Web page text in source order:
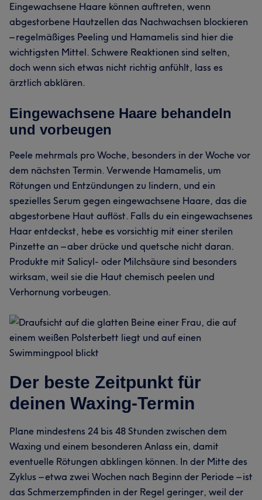
Eingewachsene Haare können auftreten, wenn
abgestorbene Hautzellen das Nachwachsen blockieren
– regelmäßiges Peeling und Hamamelis sind hier die
wichtigsten Mittel. Schwere Reaktionen sind selten,
doch wenn sich etwas nicht richtig anfühlt, lass es
ärztlich abklären.
Eingewachsene Haare behandeln
und vorbeugen
Peele mehrmals pro Woche, besonders in der Woche vor
dem nächsten Termin. Verwende Hamamelis, um
Rötungen und Entzündungen zu lindern, und ein
spezielles Serum gegen eingewachsene Haare, das die
abgestorbene Haut auflöst. Falls du ein eingewachsenes
Haar entdeckst, hebe es vorsichtig mit einer sterilen
Pinzette an – aber drücke und quetsche nicht daran.
Produkte mit Salicyl- oder Milchsäure sind besonders
wirksam, weil sie die Haut chemisch peelen und
Verhornung vorbeugen.
Der beste Zeitpunkt für
deinen Waxing-Termin
Plane mindestens 24 bis 48 Stunden zwischen dem
Waxing und einem besonderen Anlass ein, damit
eventuelle Rötungen abklingen können. In der Mitte des
Zyklus – etwa zwei Wochen nach Beginn der Periode – ist
das Schmerzempfinden in der Regel geringer, weil der